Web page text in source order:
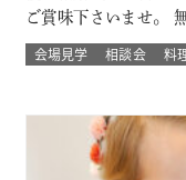
ご賞味下さいませ。
らお選び頂けます。
人気の結婚式演出体
ったお料理」。 ぜひ
会場見学 相談会 料